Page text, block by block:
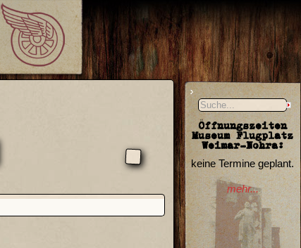
Öffnungszeiten
Museum Flugplatz
Weimar-Nohra:
keine Termine geplant.
mehr...